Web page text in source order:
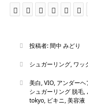
投稿者:間中 みどり
シュガーリング, ワッ
美白,VIO, アンダーヘ
シュガーリング 脱毛,
tokyo, ビキニ,美容液